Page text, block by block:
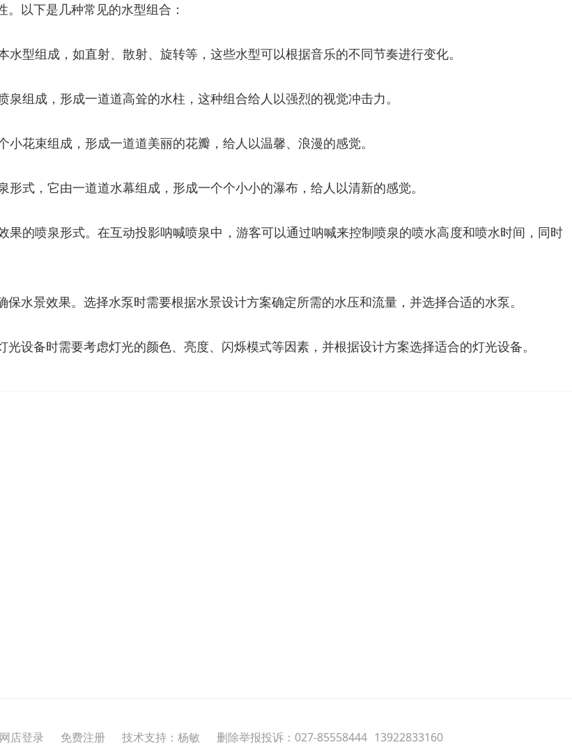
以下是几种常见的水型组合：
型组成，如直射、散射、旋转等，这些水型可以根据音乐的不同节奏进行变化。
组成，形成一道道高耸的水柱，这种组合给人以强烈的视觉冲击力。
花束组成，形成一道道美丽的花瓣，给人以温馨、浪漫的感觉。
式，它由一道道水幕组成，形成一个个小小的瀑布，给人以清新的感觉。
的喷泉形式。在互动投影呐喊喷泉中，游客可以通过呐喊来控制喷泉的喷水高度和喷水时间，同时
水景效果。选择水泵时需要根据水景设计方案确定所需的水压和流量，并选择合适的水泵。
设备时需要考虑灯光的颜色、亮度、闪烁模式等因素，并根据设计方案选择适合的灯光设备。
网店登录 免费注册 技术支持：杨敏 删除举报投诉：027-85558444 13922833160